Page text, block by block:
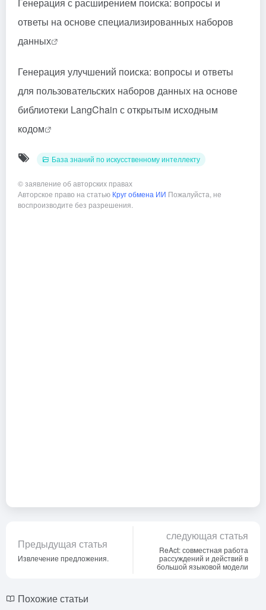
ответы на основе специализированных наборов
данных
Генерация улучшений поиска: вопросы и ответы
для пользовательских наборов данных на основе
библиотеки LangChain с открытым исходным
кодом
База знаний по искусственному интеллекту
©заявление об авторских правах
Авторское право на статью Круг обмена ИИ Пожалуйста, не
воспроизводите без разрешения.
Предыдущая статья
Извлечение предложения.
следующая статья
ReAct: совместная работа
рассуждений и действий в
большой языковой модели
Похожие статьи